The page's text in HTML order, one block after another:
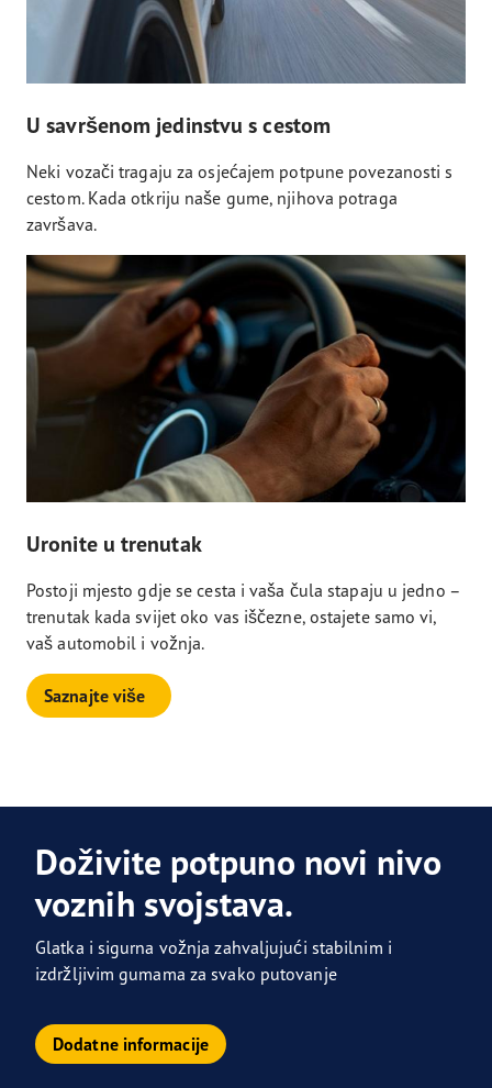
U savršenom jedinstvu s cestom
Neki vozači tragaju za osjećajem potpune povezanosti s
cestom. Kada otkriju naše gume, njihova potraga
završava.
Uronite u trenutak
Postoji mjesto gdje se cesta i vaša čula stapaju u jedno –
trenutak kada svijet oko vas iščezne, ostajete samo vi,
vaš automobil i vožnja.
Saznajte više
Doživite potpuno novi nivo
voznih svojstava.
Glatka i sigurna vožnja zahvaljujući stabilnim i
izdržljivim gumama za svako putovanje
Dodatne informacije